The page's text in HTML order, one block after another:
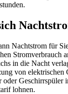
Nachtstrom für
Stromverbrauch
in die Nacht
von elektrischen
oder Geschirrspüler
lohnen.